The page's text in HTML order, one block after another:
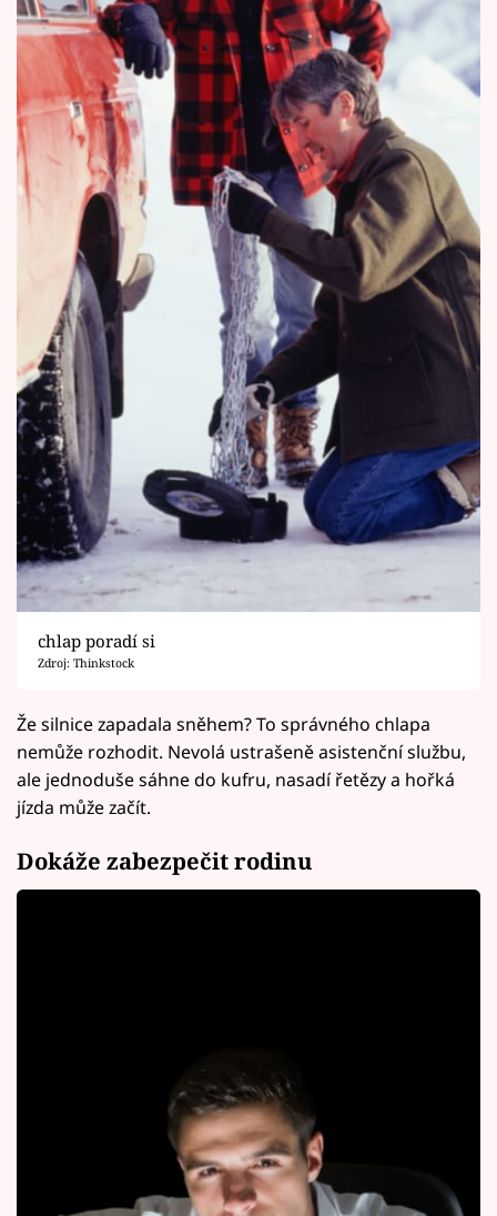
chlap poradí si
Zdroj: Thinkstock
Že silnice zapadala sněhem? To správného chlapa
nemůže rozhodit. Nevolá ustrašeně asistenční službu,
ale jednoduše sáhne do kufru, nasadí řetězy a hořká
jízda může začít.
Dokáže zabezpečit rodinu